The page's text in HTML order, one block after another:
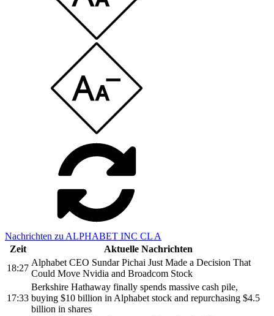
Nachrichten zu ALPHABET INC CL A
Zeit
Aktuelle Nachrichten
18:27
Alphabet CEO Sundar Pichai Just Made a Decision That
Could Move Nvidia and Broadcom Stock
17:33
Berkshire Hathaway finally spends massive cash pile,
buying $10 billion in Alphabet stock and repurchasing $4.5
billion in shares